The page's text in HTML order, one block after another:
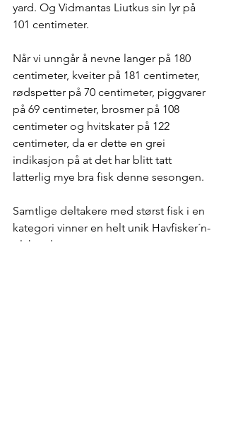
yard. Og Vidmantas Liutkus sin lyr på
101 centimeter.
Når vi unngår å nevne langer på 180
centimeter, kveiter på 181 centimeter,
rødspetter på 70 centimeter, piggvarer
på 69 centimeter, brosmer på 108
centimeter og hvitskater på 122
centimeter, da er dette en grei
indikasjon på at det har blitt tatt
latterlig mye bra fisk denne sesongen.
Samtlige deltakere med størst fisk i en
kategori vinner en helt unik Havfisker´n-
plakett laget av entreprenør og